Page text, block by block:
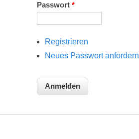
Passwort *
Registrieren
Neues Passwort anfordern